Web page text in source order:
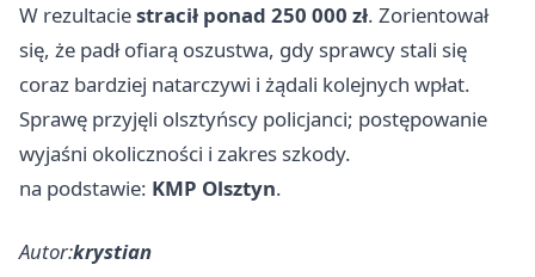
W rezultaciestracił ponad 250 000 zł. Zorientował
się, że padł ofiarą oszustwa, gdy sprawcy stali się
coraz bardziej natarczywi i żądali kolejnych wpłat.
Sprawę przyjęli olsztyńscy policjanci; postępowanie
wyjaśni okoliczności i zakres szkody.
na podstawie: KMP Olsztyn.
Autor:krystian